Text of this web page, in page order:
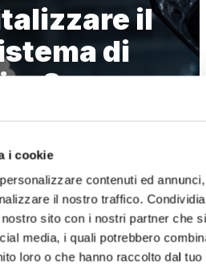
i cookie
contenuti ed
il nostro traffico.
sito con i nostri partner che
media, i quali potrebbero
loro o che hanno raccolto dal
il
di
tutte le funzionalità
YAP